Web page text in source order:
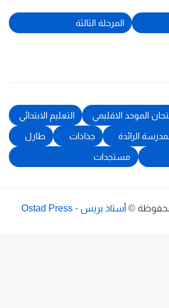
المرحلة الثالثة
الموحد الاقليمي التعليم الابتدائي
الرائدة جذاذات طارل
مستجدات
© أستاذ بريس - Ostad Press